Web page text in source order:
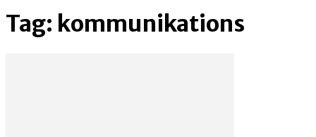
Tag: kommunikations